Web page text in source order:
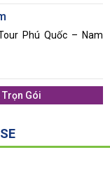
Phú Quốc – Nam
Trọn Gói